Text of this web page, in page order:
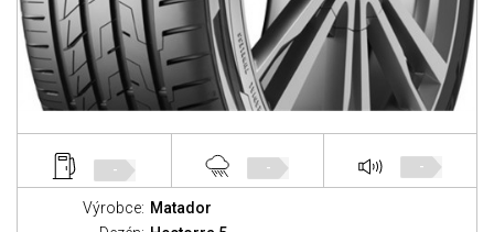
- - -
Výrobce: Matador